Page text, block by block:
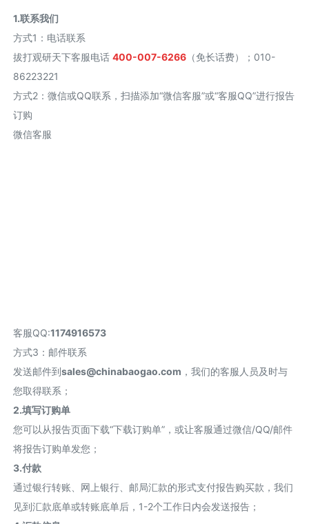
1.联系我们
方式1 ： 电话联系
拔打观研天下客服电话400-007-6266 （免长话费）；010-
86223221
方式2 ：微信或QQ联系，扫描添加“微信客服”或“客服QQ”进行报告
订购
微信客服
客服QQ:1174916573
方式3：邮件联系
发送邮件到sales@chinabaogao.com ，我们的客服人员及时与
您取得联系；
2.填写订购单
您可以从报告页面下载“下载订购单”，或让客服通过微信/QQ/邮件
将报告订购单发您；
3.付款
通过银行转账、网上银行、邮局汇款的形式支付报告购买款，我们
见到汇款底单或转账底单后，1-2个工作日内会发送报告；